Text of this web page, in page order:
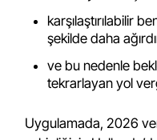
karşılaştırılabilir
şekilde daha
ve bu nedenle
tekrarlayan yol
Uygulamada, 2026